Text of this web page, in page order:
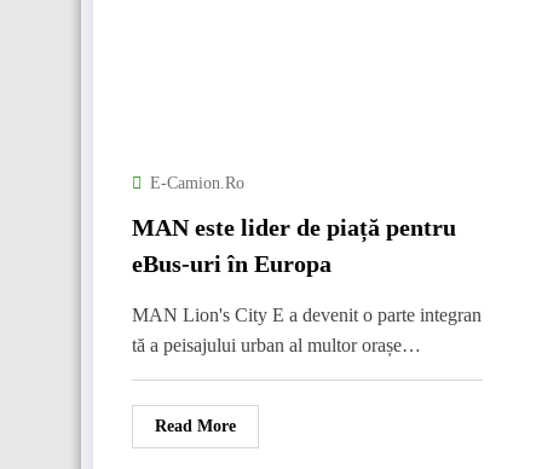
E-Camion.ro
MAN este lider de piață pentru
eBus-uri în Europa
MAN Lion's City E a devenit o parte integran
tă a peisajului urban al multor orașe…
Read More